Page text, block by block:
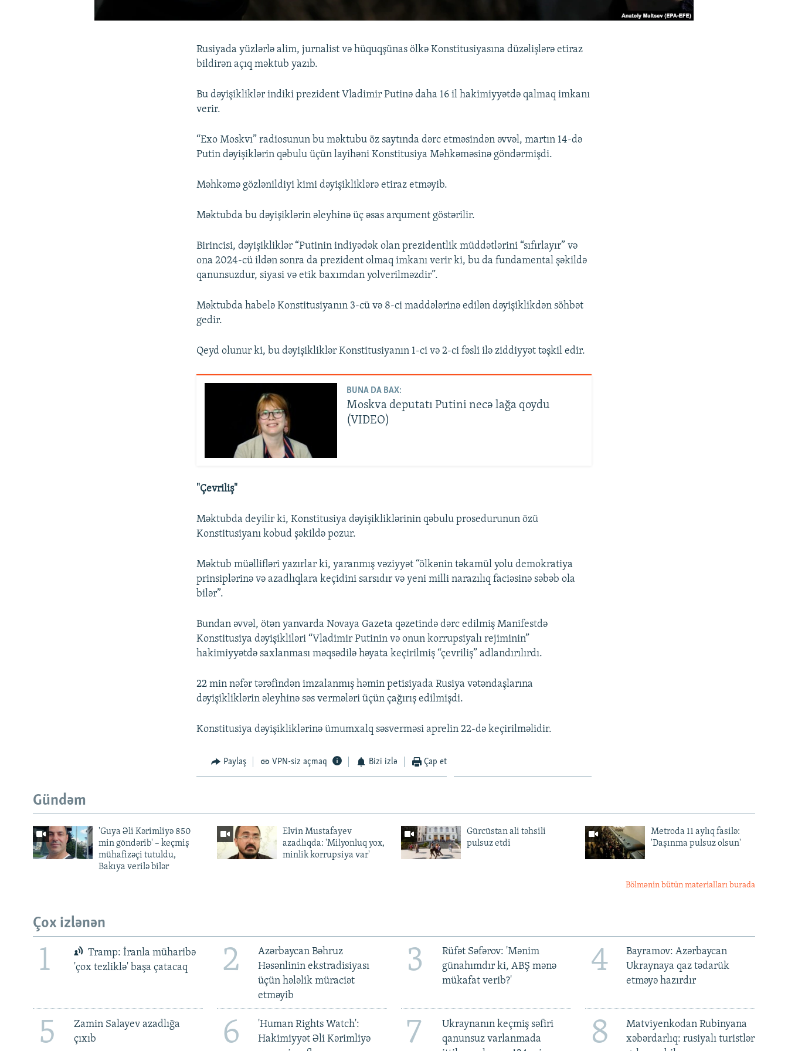
Rusiyada yüzlərlə alim, jurnalist və hüquqşünas ölkə Konstitusiyasına düzəlişlərə etiraz
bildirən açıq məktub yazıb.
Bu dəyişikliklər indiki prezident Vladimir Putinə daha 16 il hakimiyyətdə qalmaq imkanı
verir.
“Exo Moskvı” radiosunun bu məktubu öz saytında dərc etməsindən əvvəl, martın 14-də
Putin dəyişiklərin qəbulu üçün layihəni Konstitusiya Məhkəməsinə göndərmişdi.
Məhkəmə gözlənildiyi kimi dəyişikliklərə etiraz etməyib.
Məktubda bu dəyişiklərin əleyhinə üç əsas arqument göstərilir.
Birincisi, dəyişikliklər “Putinin indiyədək olan prezidentlik müddətlərini “sıfırlayır” və
ona 2024-cü ildən sonra da prezident olmaq imkanı verir ki, bu da fundamental şəkildə
qanunsuzdur, siyasi və etik baxımdan yolverilməzdir”.
Məktubda habelə Konstitusiyanın 3-cü və 8-ci maddələrinə edilən dəyişiklikdən söhbət
gedir.
Qeyd olunur ki, bu dəyişikliklər Konstitusiyanın 1-ci və 2-ci fəsli ilə ziddiyyət təşkil edir.
BUNA DA BAX:
Moskva deputatı Putini necə lağa qoydu
(VIDEO)
"Çevriliş"
Məktubda deyilir ki, Konstitusiya dəyişikliklərinin qəbulu prosedurunun özü
Konstitusiyanı kobud şəkildə pozur.
Məktub müəllifləri yazırlar ki, yaranmış vəziyyət “ölkənin təkamül yolu demokratiya
prinsiplərinə və azadlıqlara keçidini sarsıdır və yeni milli narazılıq faciəsinə səbəb ola
bilər”.
Bundan əvvəl, ötən yanvarda Novaya Gazeta qəzetində dərc edilmiş Manifestdə
Konstitusiya dəyişikliləri “Vladimir Putinin və onun korrupsiyalı rejiminin”
hakimiyyətdə saxlanması məqsədilə həyata keçirilmiş “çevriliş” adlandırılırdı.
22 min nəfər tərəfindən imzalanmış həmin petisiyada Rusiya vətəndaşlarına
dəyişikliklərin əleyhinə səs vermələri üçün çağırış edilmişdi.
Konstitusiya dəyişikliklərinə ümumxalq səsverməsi aprelin 22-də keçirilməlidir.
Paylaş VPN-siz açmaq Bizi izlə Çap et
Gündəm
'Guya Əli Kərimliyə 850
min göndərib' – keçmiş
mühafizəçi tutuldu,
Bakıya verilə bilər
Elvin Mustafayev
azadlıqda: 'Milyonluq yox,
minlik korrupsiya var'
Gürcüstan ali təhsili
pulsuz etdi
Metroda 11 aylıq fasilə:
'Daşınma pulsuz olsun'
Bölmənin bütün materialları burada
Çox izlənən
1
Tramp: İranla müharibə
'çox tezliklə' başa çatacaq
2
Azərbaycan Bəhruz
Həsənlinin ekstradisiyası
üçün hələlik müraciət
etməyib
3
Rüfət Səfərov: 'Mənim
günahımdır ki, ABŞ mənə
mükafat verib?'
4
Bayramov: Azərbaycan
Ukraynaya qaz tədarük
etməyə hazırdır
5
Zamin Salayev azadlığa
çıxıb
6
'Human Rights Watch':
Hakimiyyət Əli Kərimliyə
7
Ukraynanın keçmiş səfiri
qanunsuz varlanmada
8
Matviyenkodan Rubinyana
xəbərdarlıq: rusiyalı turistlər